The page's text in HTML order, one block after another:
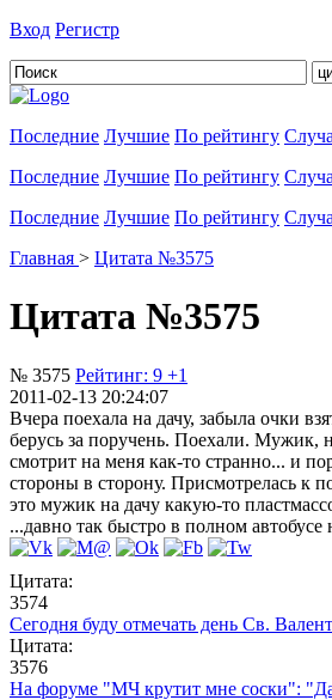
Вход Регистр
Последние Лучшие По рейтингу
Последние Лучшие По рейтингу
Последние Лучшие По рейтингу
Главная > Цитата №3575
Цитата №3575
№ 3575 Рейтинг: 9 +1
2011-02-13 20:24:07
Вчера поехала на дачу, забыла очки
берусь за поручень. Поехали. Мужик,
смотрит на меня как-то странно... и
стороны в сторону. Присмотрелась к
это мужик на дачу какую-то
...давно так быстро в полном автобусе
Цитата:
3574
Сегодня буду отмечать день Св.
Цитата:
3576
На форуме "МЧ крутит мне соски":